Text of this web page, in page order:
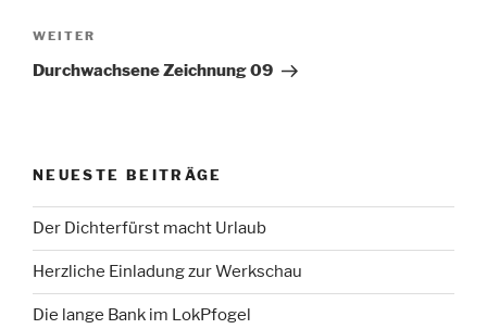
Nächster
Beitrag
WEITER
Durchwachsene Zeichnung 09
NEUESTE BEITRÄGE
Der Dichterfürst macht Urlaub
Herzliche Einladung zur Werkschau
Die lange Bank im LokPfogel